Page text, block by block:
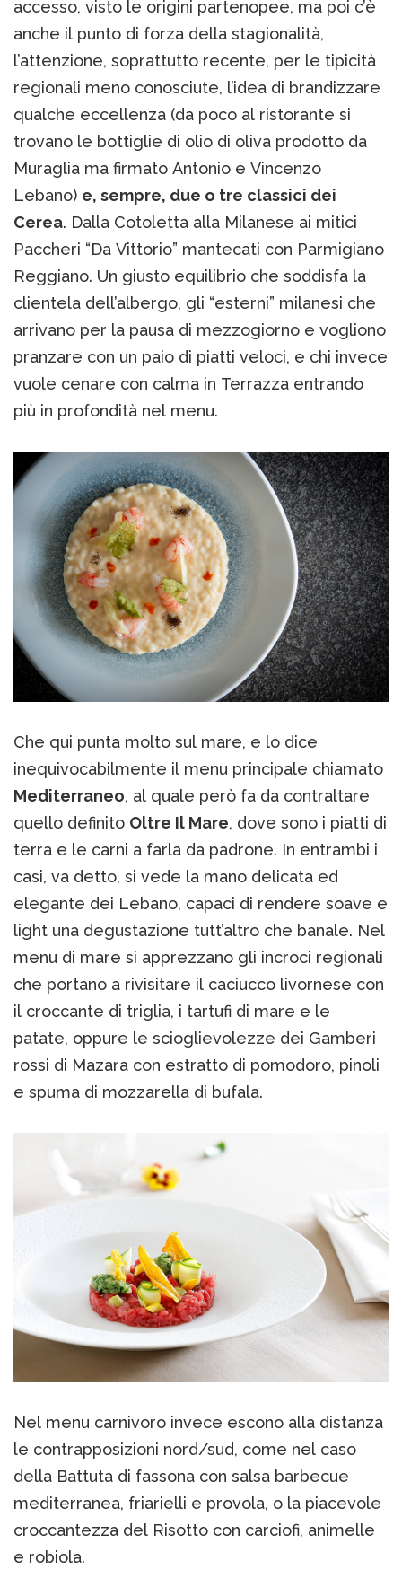
accesso, visto le origini partenopee, ma poi c’è
anche il punto di forza della stagionalità,
l’attenzione, soprattutto recente, per le tipicità
regionali meno conosciute, l’idea di brandizzare
qualche eccellenza (da poco al ristorante si
trovano le bottiglie di olio di oliva prodotto da
Muraglia ma firmato Antonio e Vincenzo
Lebano) e, sempre, due o tre classici dei
Cerea. Dalla Cotoletta alla Milanese ai mitici
Paccheri “Da Vittorio” mantecati con Parmigiano
Reggiano. Un giusto equilibrio che soddisfa la
clientela dell’albergo, gli “esterni” milanesi che
arrivano per la pausa di mezzogiorno e vogliono
pranzare con un paio di piatti veloci, e chi invece
vuole cenare con calma in Terrazza entrando
più in profondità nel menu.
Che qui punta molto sul mare, e lo dice
inequivocabilmente il menu principale chiamato
Mediterraneo, al quale però fa da contraltare
quello definito Oltre Il Mare, dove sono i piatti di
terra e le carni a farla da padrone. In entrambi i
casi, va detto, si vede la mano delicata ed
elegante dei Lebano, capaci di rendere soave e
light una degustazione tutt’altro che banale. Nel
menu di mare si apprezzano gli incroci regionali
che portano a rivisitare il caciucco livornese con
il croccante di triglia, i tartufi di mare e le
patate, oppure le scioglievolezze dei Gamberi
rossi di Mazara con estratto di pomodoro, pinoli
e spuma di mozzarella di bufala.
Nel menu carnivoro invece escono alla distanza
le contrapposizioni nord/sud, come nel caso
della Battuta di fassona con salsa barbecue
mediterranea, friarielli e provola, o la piacevole
croccantezza del Risotto con carciofi, animelle
e robiola.